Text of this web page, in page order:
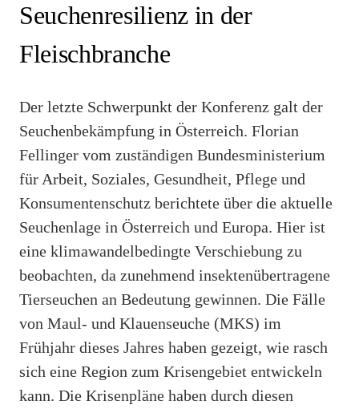
Seuchenresilienz in der
Fleischbranche
Der letzte Schwerpunkt der Konferenz galt der
Seuchenbekämpfung in Österreich. Florian
Fellinger vom zuständigen Bundesministerium
für Arbeit, Soziales, Gesundheit, Pflege und
Konsumentenschutz berichtete über die aktuelle
Seuchenlage in Österreich und Europa. Hier ist
eine klimawandelbedingte Verschiebung zu
beobachten, da zunehmend insektenübertragene
Tierseuchen an Bedeutung gewinnen. Die Fälle
von Maul- und Klauenseuche (MKS) im
Frühjahr dieses Jahres haben gezeigt, wie rasch
sich eine Region zum Krisengebiet entwickeln
kann. Die Krisenpläne haben durch diesen